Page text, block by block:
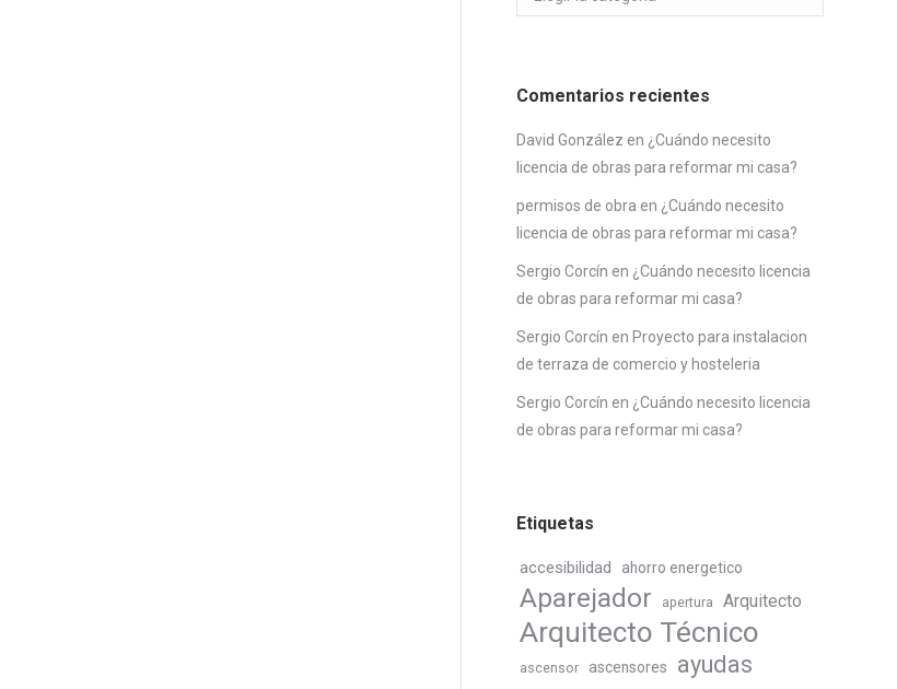
Comentarios recientes
David González en ¿Cuándo necesito
licencia de obras para reformar mi casa?
permisos de obra en ¿Cuándo necesito
licencia de obras para reformar mi casa?
Sergio Corcín en ¿Cuándo necesito licencia
de obras para reformar mi casa?
Sergio Corcín en Proyecto para instalacion
de terraza de comercio y hosteleria
Sergio Corcín en ¿Cuándo necesito licencia
de obras para reformar mi casa?
Etiquetas
accesibilidad ahorro energetico
Aparejador apertura Arquitecto
Arquitecto Técnico
ascensor ascensores ayudas